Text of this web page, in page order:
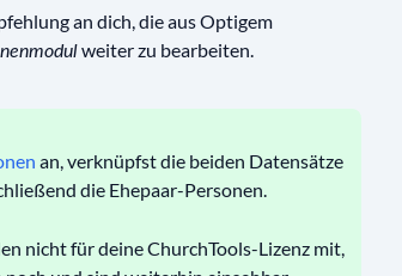
an dich, die aus Optigem
weiter zu bearbeiten.
an, verknüpfst die beiden Datensätze
die Ehepaar-Personen.
nicht für deine ChurchTools-Lizenz mit,